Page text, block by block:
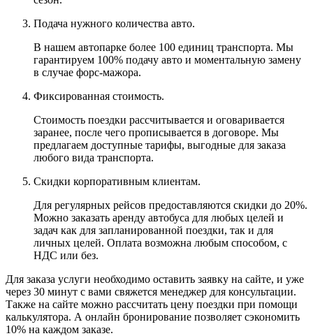
Подача нужного количества авто.
В нашем автопарке более 100 единиц транспорта. Мы
гарантируем 100% подачу авто и моментальную замену
в случае форс-мажора.
Фиксированная стоимость.
Стоимость поездки рассчитывается и оговаривается
заранее, после чего прописывается в договоре. Мы
предлагаем доступные тарифы, выгодные для заказа
любого вида транспорта.
Скидки корпоративным клиентам.
Для регулярных рейсов предоставляются скидки до 20%.
Можно заказать аренду автобуса для любых целей и
задач как для запланированной поездки, так и для
личных целей. Оплата возможна любым способом, с
НДС или без.
Для заказа услуги необходимо оставить заявку на сайте, и уже
через 30 минут с вами свяжется менеджер для консультации.
Также на сайте можно рассчитать цену поездки при помощи
калькулятора. А онлайн бронирование позволяет сэкономить
10% на каждом заказе.